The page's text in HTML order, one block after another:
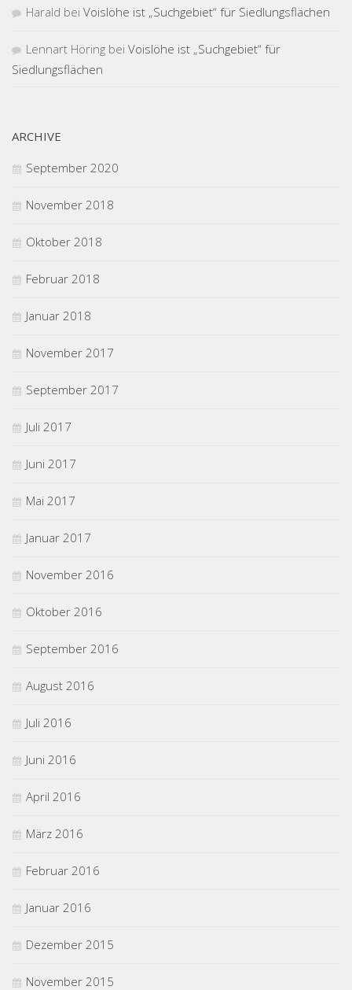
Harald bei Voislöhe ist „Suchgebiet“ für Siedlungsflächen
Lennart Höring bei Voislöhe ist „Suchgebiet“ für
Siedlungsflächen
ARCHIVE
September 2020
November 2018
Oktober 2018
Februar 2018
Januar 2018
November 2017
September 2017
Juli 2017
Juni 2017
Mai 2017
Januar 2017
November 2016
Oktober 2016
September 2016
August 2016
Juli 2016
Juni 2016
April 2016
März 2016
Februar 2016
Januar 2016
Dezember 2015
November 2015